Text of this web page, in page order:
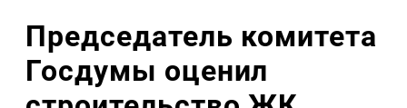
Председатель комитета
Госдумы оценил